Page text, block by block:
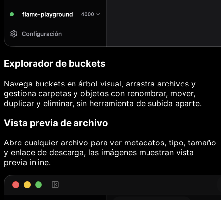
Explorador de buckets
Navega buckets en árbol visual, arrastra archivos y
gestiona carpetas y objetos con renombrar, mover,
duplicar y eliminar, sin herramienta de subida aparte.
Vista previa de archivo
Abre cualquier archivo para ver metadatos, tipo, tamaño
y enlace de descarga, las imágenes muestran vista
previa inline.